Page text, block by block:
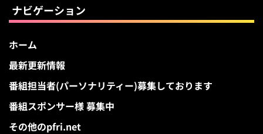
ナビゲーション
ホーム
最新更新情報
番組担当者(パーソナリティー)募集しております
番組スポンサー様 募集中
その他のpfri.net